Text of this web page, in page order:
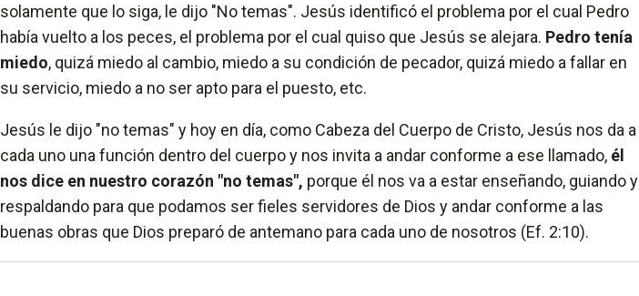
solamente que lo siga, le dijo "No temas". Jesús identificó el problema por el cual Pedro
había vuelto a los peces, el problema por el cual quiso que Jesús se alejara. Pedro tenía
miedo, quizá miedo al cambio, miedo a su condición de pecador, quizá miedo a fallar en
su servicio, miedo a no ser apto para el puesto, etc.
Jesús le dijo "no temas" y hoy en día, como Cabeza del Cuerpo de Cristo, Jesús nos da a
cada uno una función dentro del cuerpo y nos invita a andar conforme a ese llamado, él
nos dice en nuestro corazón "no temas", porque él nos va a estar enseñando, guiando y
respaldando para que podamos ser fieles servidores de Dios y andar conforme a las
buenas obras que Dios preparó de antemano para cada uno de nosotros (Ef. 2:10).